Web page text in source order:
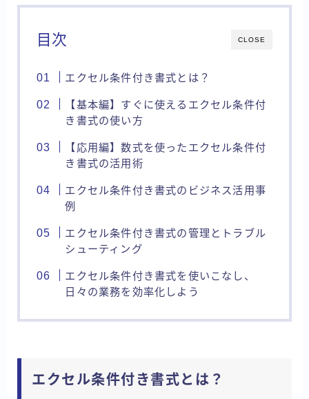
CLOSE
目次
エクセル条件付き書式とは？
【基本編】すぐに使えるエクセル条件付
き書式の使い方
【応用編】数式を使ったエクセル条件付
き書式の活用術
エクセル条件付き書式のビジネス活用事
例
エクセル条件付き書式の管理とトラブル
シューティング
エクセル条件付き書式を使いこなし、
日々の業務を効率化しよう
エクセル条件付き書式とは？